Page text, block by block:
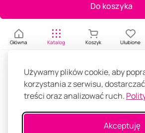
Używamy plików cookie, aby
korzystania z serwisu,
treści oraz analizować ruch.
Akceptuję
Do koszyka
Główna Katalog Koszyk Ulubione